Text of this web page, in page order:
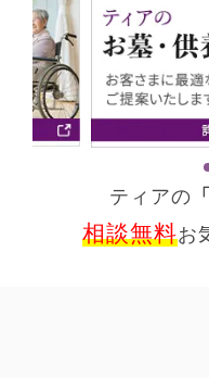
ティアの
相談無料お